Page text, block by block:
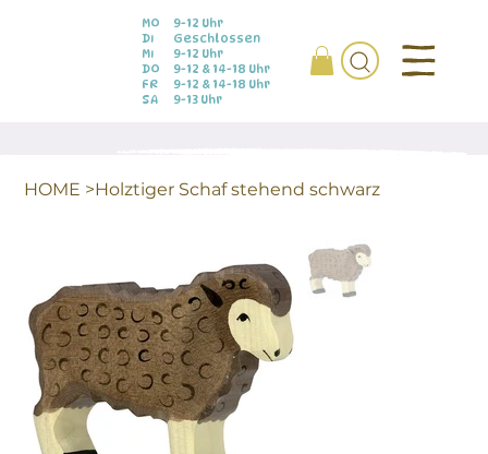
MO
DI
MI
DO
FR
SA
9-12 Uhr
Geschlossen
9-12 Uhr
9-12 & 14-18 Uhr
9-12 & 14-18 Uhr
9-13 Uhr
HOME >Holztiger Schaf stehend schwarz